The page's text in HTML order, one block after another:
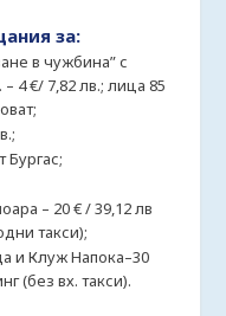
за:
в чужбина” с
4 €/ 7,82 лв.; лица 85
Бургас;
– 20 € / 39,12 лв
такси);
и Клуж Напока–30
(без вх. такси).